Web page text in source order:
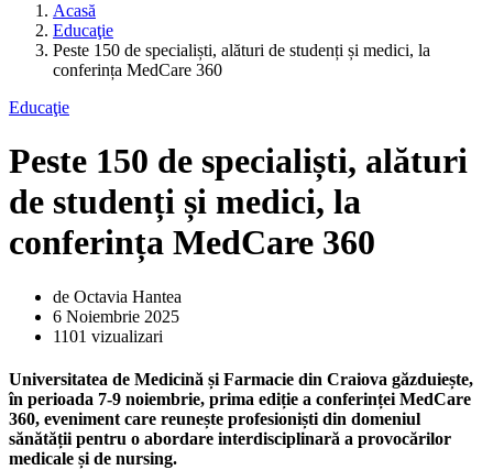
Acasă
Educaţie
Peste 150 de specialiști, alături de studenți și medici, la
conferința MedCare 360
Educaţie
Peste 150 de specialiști, alături
de studenți și medici, la
conferința MedCare 360
de Octavia Hantea
6 Noiembrie 2025
1101 vizualizari
Universitatea de Medicină și Farmacie din Craiova găzduiește,
în perioada 7-9 noiembrie, prima ediție a conferinței MedCare
360, eveniment care reunește profesioniști din domeniul
sănătății pentru o abordare interdisciplinară a provocărilor
medicale și de nursing.